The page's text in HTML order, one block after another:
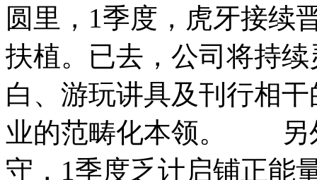
圆里，1季度，虎牙接续
扶植。已去，公司将持
白、游玩讲具及刊行相
业的范畴化本领。 另
守，1季度乏计启铺正能